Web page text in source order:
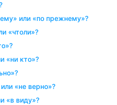
или «по прежнему»?
«чтоли»?
«ни кто»?
или «не верно»?
«в виду»?